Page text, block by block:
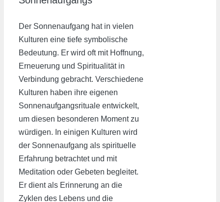
Der Sonnenaufgang hat in vielen
Kulturen eine tiefe symbolische
Bedeutung. Er wird oft mit Hoffnung,
Erneuerung und Spiritualität in
Verbindung gebracht. Verschiedene
Kulturen haben ihre eigenen
Sonnenaufgangsrituale entwickelt,
um diesen besonderen Moment zu
würdigen. In einigen Kulturen wird
der Sonnenaufgang als spirituelle
Erfahrung betrachtet und mit
Meditation oder Gebeten begleitet.
Er dient als Erinnerung an die
Zyklen des Lebens und die